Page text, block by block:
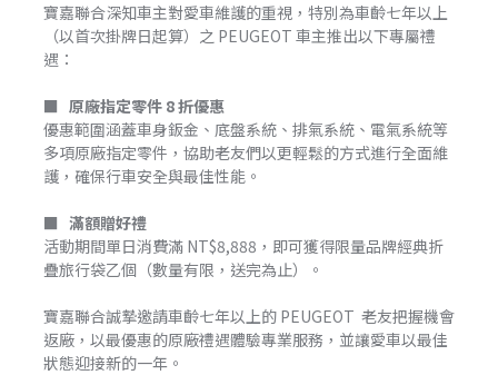
寶嘉聯合深知車主對愛車維護的重視，特別為車齡七年以上
（以首次掛牌日起算）之 PEUGEOT 車主推出以下專屬禮
遇：
■ 原廠指定零件 8 折優惠
優惠範圍涵蓋車身鈑金、底盤系統、排氣系統、電氣系統等
多項原廠指定零件，協助老友們以更輕鬆的方式進行全面維
護，確保行車安全與最佳性能。
■ 滿額贈好禮
活動期間單日消費滿 NT$8,888，即可獲得限量品牌經典折
疊旅行袋乙個（數量有限，送完為止）。
寶嘉聯合誠摯邀請車齡七年以上的 PEUGEOT 老友把握機會
返廠，以最優惠的原廠禮遇體驗專業服務，並讓愛車以最佳
狀態迎接新的一年。